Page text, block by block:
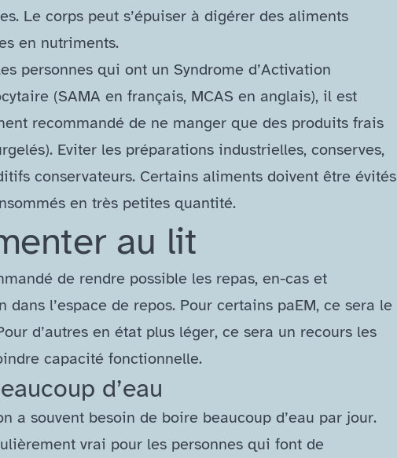
Le corps peut s’épuiser à digérer des aliments
en nutriments.
personnes qui ont un Syndrome d’Activation
(SAMA en français, MCAS en anglais), il est
recommandé de ne manger que des produits frais
Eviter les préparations industrielles, conserves,
conservateurs. Certains aliments doivent être évités
en très petites quantité.
au lit
de rendre possible les repas, en-​cas et
dans l’espace de repos. Pour certains paEM, ce sera le
d’autres en état plus léger, ce sera un recours les
capacité fonctionnelle.
d’eau
a souvent besoin de boire beaucoup d’eau par jour.
vrai pour les personnes qui font de